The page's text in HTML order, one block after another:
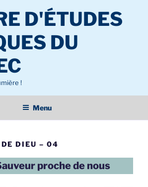
D'ÉTUDES
DU
!
Menu
DE DIEU – 04
proche de nous